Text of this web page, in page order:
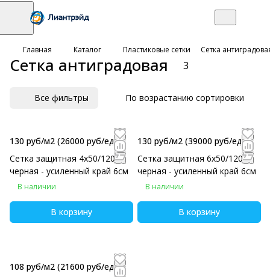
Главная Каталог Пластиковые сетки Сетка
Сетка антиградовая 3
Все фильтры По возрастанию сортировки
130 руб/м2 (26000 руб/eд)
Сетка защитная 4х50/120
черная - усиленный край 6см
В наличии
В корзину
130 руб/м2 (39000 руб/eд)
Сетка защитная 6х50/120
черная - усиленный край 6см
В наличии
В корзину
108 руб/м2 (21600 руб/eд)